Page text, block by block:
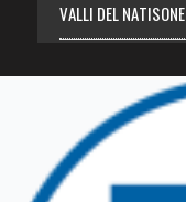
VALLI DEL NATISONE
TRICESIMO
TARCENTO